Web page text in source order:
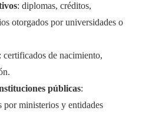
: diplomas, créditos,
otorgados por universidades o
: certificados de nacimiento,
públicas:
por ministerios y entidades